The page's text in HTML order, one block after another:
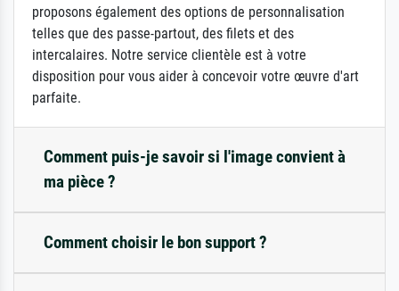
proposons également des options de personnalisation
telles que des passe-partout, des filets et des
intercalaires. Notre service clientèle est à votre
disposition pour vous aider à concevoir votre œuvre d'art
parfaite.
Comment puis-je savoir si l'image convient à
ma pièce ?
Comment choisir le bon support ?